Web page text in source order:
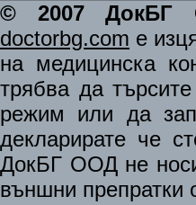
© 2007 ДокБГ
doctorbg.com е
на медицинска
трябва да
режим или да
декларирате че
ДокБГ ООД не носи
външни препратки